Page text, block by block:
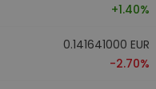
+1.40%
0.141641000 EUR
-2.70%